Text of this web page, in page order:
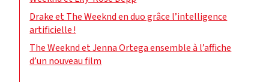
Drake et The Weeknd en duo grâce l’intelligence
artificielle !
The Weeknd et Jenna Ortega ensemble à l’affiche
d’un nouveau film